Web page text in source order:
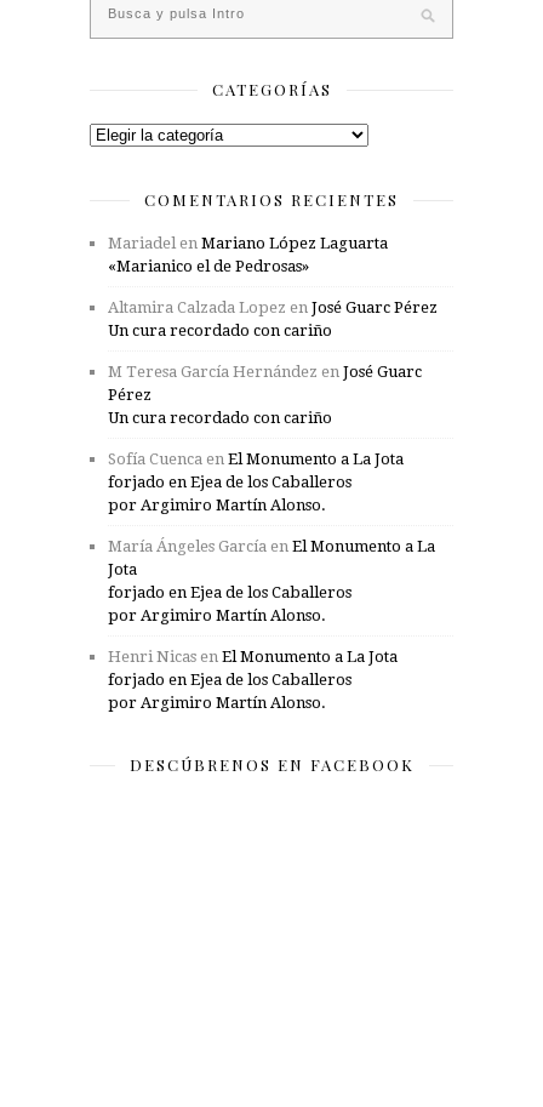
CATEGORÍAS
Categorías
COMENTARIOS RECIENTES
Mariadelen Mariano López Laguarta
«Marianico el de Pedrosas»
Altamira Calzada Lopez en José Guarc Pérez
Un cura recordado con cariño
M Teresa García Hernández en José Guarc
Pérez
Un cura recordado con cariño
Sofía Cuenca en El Monumento a La Jota
forjado en Ejea de los Caballeros
por Argimiro Martín Alonso.
María Ángeles García en El Monumento a La
Jota
forjado en Ejea de los Caballeros
por Argimiro Martín Alonso.
Henri Nicas en El Monumento a La Jota
forjado en Ejea de los Caballeros
por Argimiro Martín Alonso.
DESCÚBRENOS EN FACEBOOK